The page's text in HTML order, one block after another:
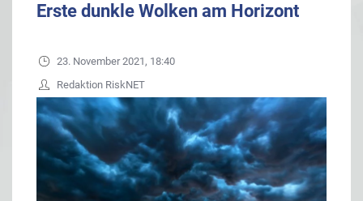
Erste dunkle Wolken am Horizont
23. November 2021, 18:40
Redaktion RiskNET